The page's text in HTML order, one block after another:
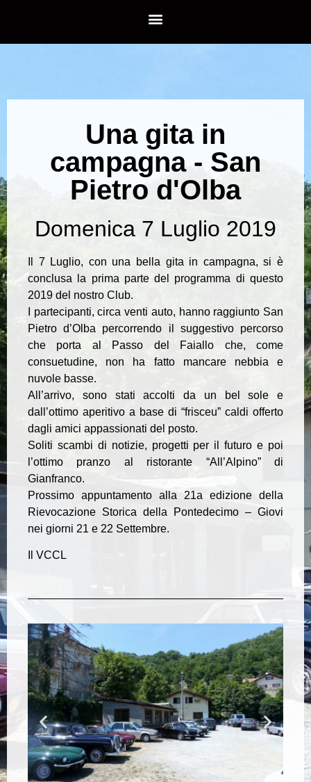
Una gita in
campagna - San
Pietro d'Olba
Domenica 7 Luglio 2019
Il 7 Luglio, con una bella gita in campagna, si è
conclusa la prima parte del programma di questo
2019 del nostro Club.
I partecipanti, circa venti auto, hanno raggiunto San
Pietro d’Olba percorrendo il suggestivo percorso
che porta al Passo del Faiallo che, come
consuetudine, non ha fatto mancare nebbia e
nuvole basse.
All’arrivo, sono stati accolti da un bel sole e
dall’ottimo aperitivo a base di “frisceu” caldi offerto
dagli amici appassionati del posto.
Soliti scambi di notizie, progetti per il futuro e poi
l’ottimo pranzo al ristorante “All’Alpino” di
Gianfranco.
Prossimo appuntamento alla 21a edizione della
Rievocazione Storica della Pontedecimo – Giovi
nei giorni 21 e 22 Settembre.
Il VCCL